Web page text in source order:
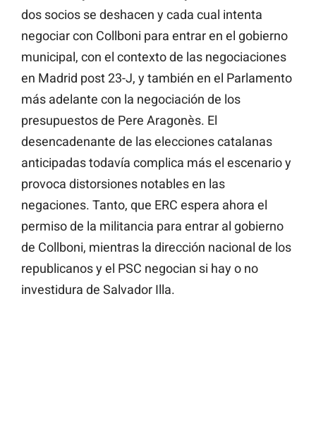
dos socios se deshacen y cada cual intenta
negociar con Collboni para entrar en el gobierno
municipal, con el contexto de las negociaciones
en Madrid post 23-J, y también en el Parlamento
más adelante con la negociación de los
presupuestos de Pere Aragonès. El
desencadenante de las elecciones catalanas
anticipadas todavía complica más el escenario y
provoca distorsiones notables en las
negaciones. Tanto, que ERC espera ahora el
permiso de la militancia para entrar al gobierno
de Collboni, mientras la dirección nacional de los
republicanos y el PSC negocian si hay o no
investidura de Salvador Illa.